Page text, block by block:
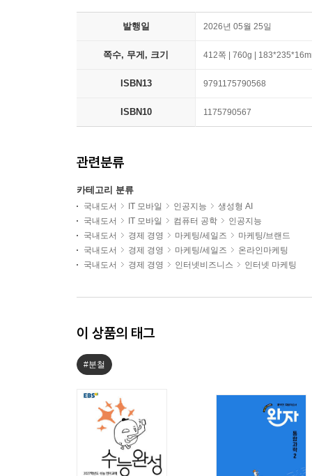
발행일 2026년 05월 25일
쪽수, 무게, 크기 412쪽 | 760g |
ISBN13 9791175790568
ISBN10 1175790567
관련분류
카테고리 분류
국내도서 IT 모바일 인공지능
생성형 AI
국내도서
IT 모바일 컴퓨터 공학
인공지능
국내도서
경제 경영 마케팅/세일즈
마케팅/브랜드
국내도서
경제 경영 마케팅/세일즈
온라인마케팅
국내도서
경제 경영 인터넷비즈니스 인터넷 마케팅
이 상품의 태그
#분철